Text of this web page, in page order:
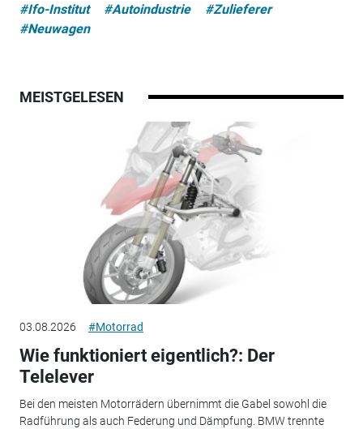
#Ifo-Institut #Autoindustrie
#Zulieferer
#Neuwagen
MEISTGELESEN
03.08.2026 #Motorrad
Wie funktioniert eigentlich?: Der
Telelever
Bei den meisten Motorrädern übernimmt die Gabel sowohl die
Radführung als auch Federung und Dämpfung. BMW trennte